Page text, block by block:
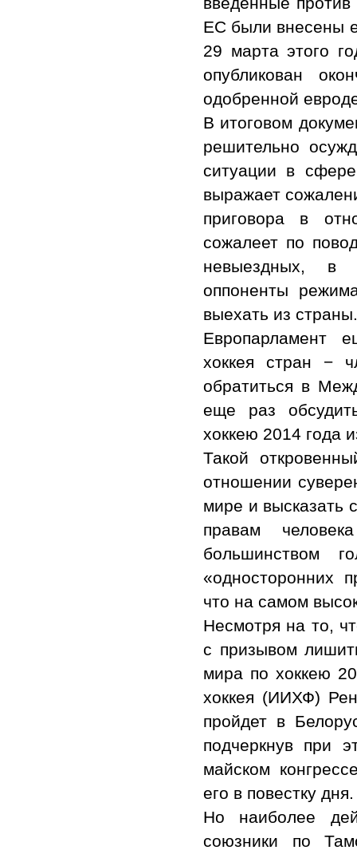
ЕС были внесены
29 марта этого
опубликован
одобренной
В итоговом
решительно
ситуации в
выражает
приговора в
сожалеет по
невыездных, в
оппоненты
выехать из страны.
Европарламент
хоккея стран −
обратиться в
еще раз
хоккею 2014 года
Такой
отношении
мире и высказать
правам
большинством
«односторонних
что на самом
Несмотря на то,
с призывом
мира по хоккею
хоккея (ИИХФ)
пройдет в
подчеркнув при
майском
его в повестку дня.
Но наиболее
союзники по